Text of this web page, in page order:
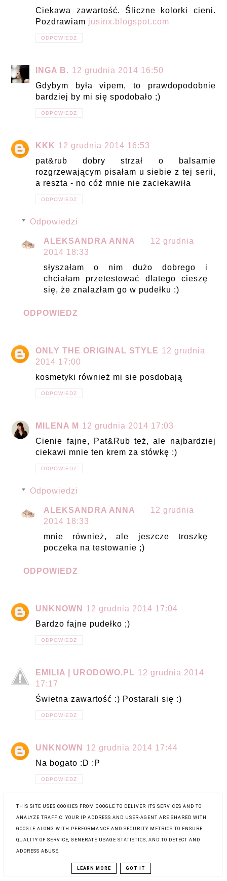
Ciekawa zawartość. Śliczne kolorki cieni.
Pozdrawiam jusinx.blogspot.com
ODPOWIEDZ
INGA B. 12 grudnia 2014 16:50
Gdybym była vipem, to prawdopodobnie
bardziej by mi się spodobało ;)
ODPOWIEDZ
KKK 12 grudnia 2014 16:53
pat&rub dobry strzał o balsamie
rozgrzewającym pisałam u siebie z tej serii,
a reszta - no cóż mnie nie zaciekawiła
ODPOWIEDZ
Odpowiedzi
ALEKSANDRA ANNA
12 grudnia
2014 18:33
słyszałam o nim dużo dobrego i
chciałam przetestować dlatego cieszę
się, że znalazłam go w pudełku :)
ODPOWIEDZ
ONLY THE ORIGINAL STYLE 12 grudnia
2014 17:00
kosmetyki również mi sie posdobają
ODPOWIEDZ
MILENA M
12 grudnia 2014 17:03
Cienie fajne, Pat&Rub też, ale najbardziej
ciekawi mnie ten krem za stówkę :)
ODPOWIEDZ
Odpowiedzi
ALEKSANDRA ANNA
12 grudnia
2014 18:33
mnie również, ale jeszcze troszkę
poczeka na testowanie ;)
ODPOWIEDZ
UNKNOWN
12 grudnia 2014 17:04
Bardzo fajne pudełko ;)
ODPOWIEDZ
EMILIA | URODOWO.PL 12 grudnia 2014
17:17
Świetna zawartość :) Postarali się :)
ODPOWIEDZ
UNKNOWN
12 grudnia 2014 17:44
Na bogato :D :P
ODPOWIEDZ
Ciekawa zawartość :)
ODPOWIEDZ
THIS SITE USES COOKIES FROM GOOGLE TO DELIVER ITS SERVICES AND TO
ANALYZE TRAFFIC. YOUR IP ADDRESS AND USER-AGENT ARE SHARED WITH
GOOGLE ALONG WITH PERFORMANCE AND SECURITY METRICS TO ENSURE
QUALITY OF SERVICE, GENERATE USAGE STATISTICS, AND TO DETECT AND
ADDRESS ABUSE.
LEARN MORE GOT IT